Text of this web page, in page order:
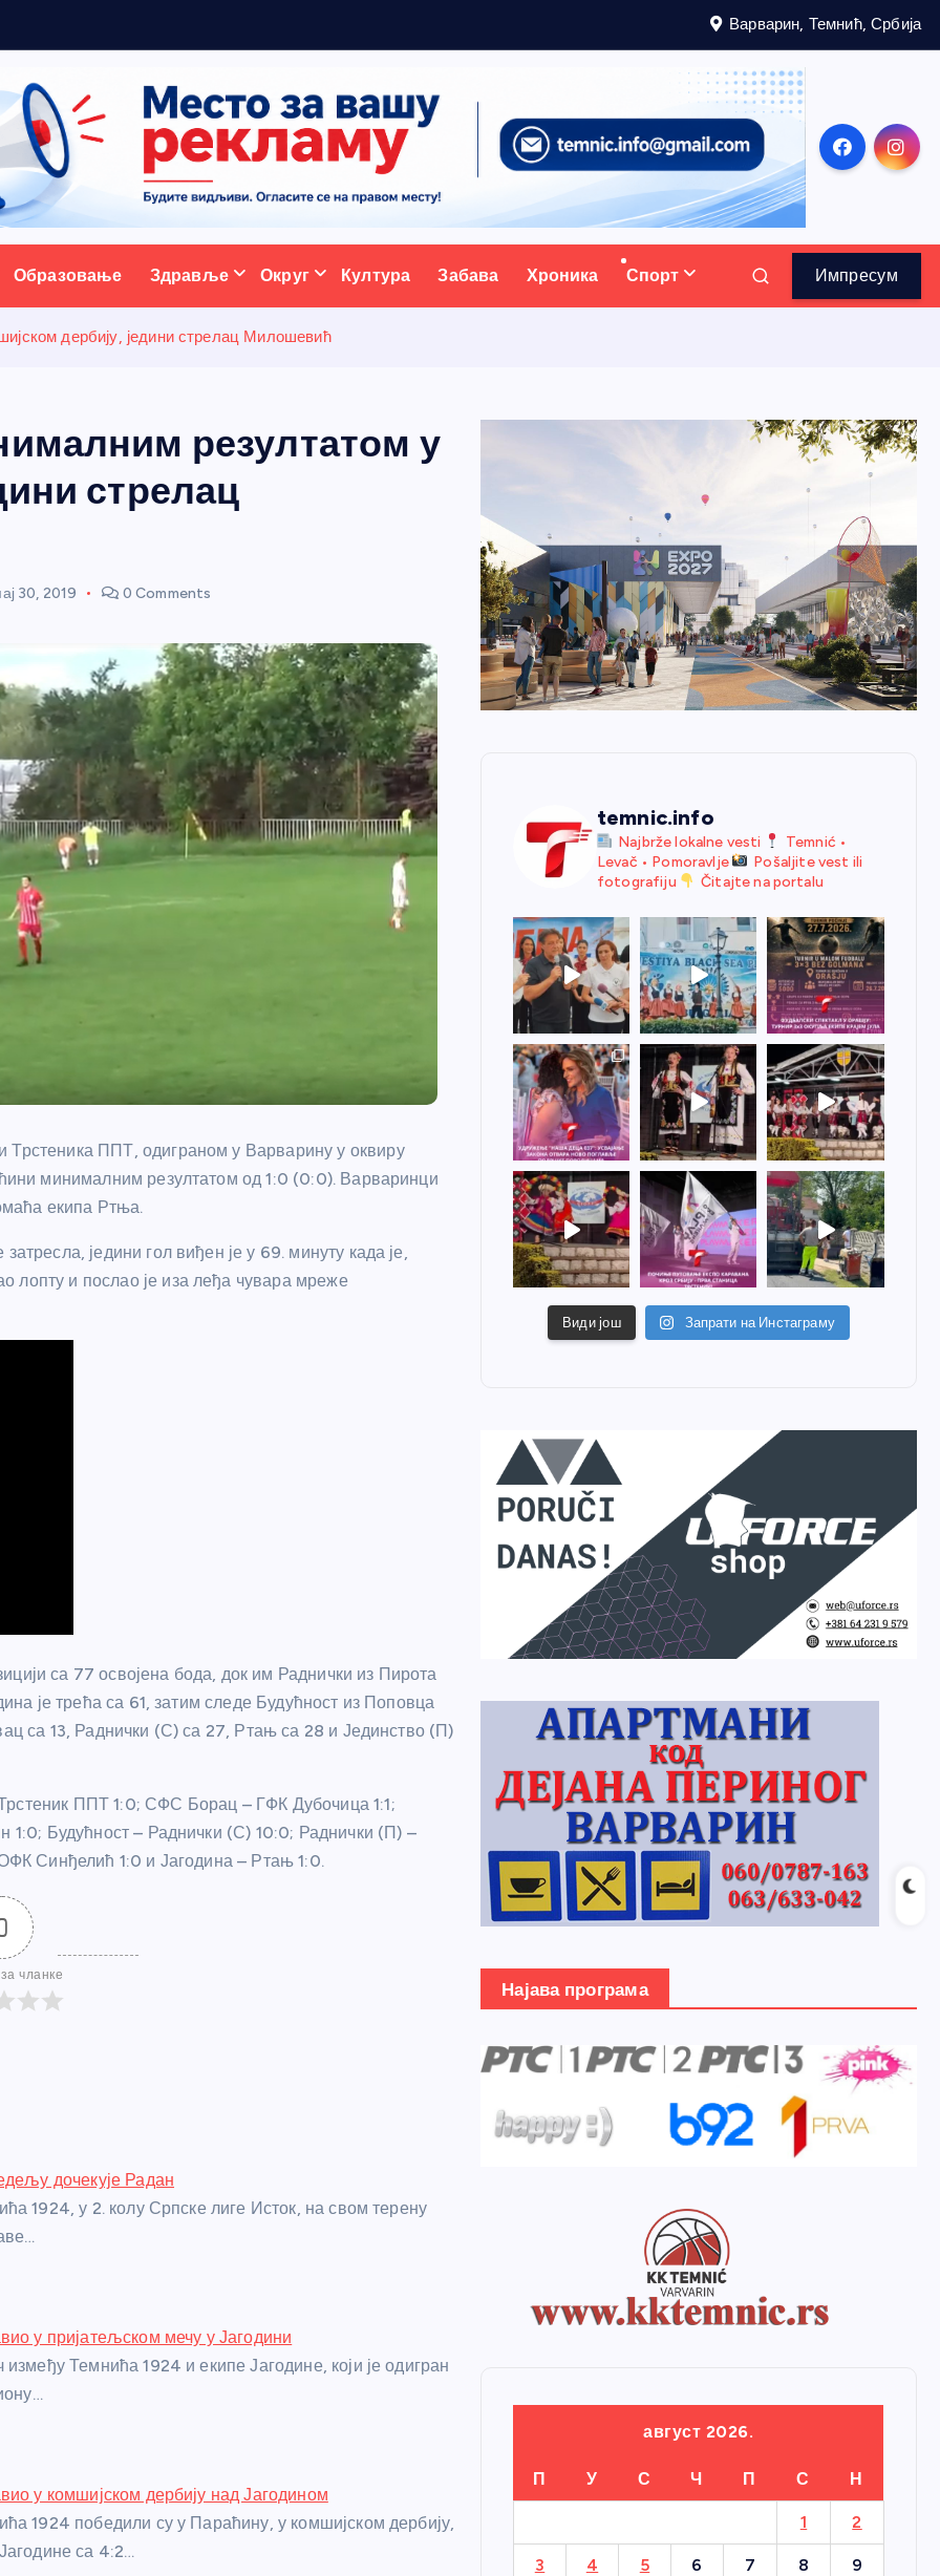
Варварин, Темнић, Србија
портал
Образовање Здравље Округ Култура Забава Хроника Спорт Импресум
дербију, једини стрелац Милошевић
резултатом у
стрелац
30, 2019 0 Comments
ППТ, одиграном у Варварину у оквиру
минималним резултатом од 1:0 (0:0). Варваринци
екипа Ртња.
једини гол виђен је у 69. минуту када је,
лопту и послао је иза леђа чувара мреже
са 77 освојена бода, док им Раднички из Пирота
је трећа са 61, затим следе Будућност из Поповца
са 13, Раднички (С) са 27, Ртањ са 28 и Јединство (П)
ППТ 1:0; СФС Борац – ГФК Дубочица 1:1;
1:0; Будућност – Раднички (С) 10:0; Раднички (П) –
Синђелић 1:0 и Јагодина – Ртањ 1:0.
чланке
дочекује Радан
1924, у 2. колу Српске лиге Исток, на свом терену
у пријатељском мечу у Јагодини
Темнића 1924 и екипе Јагодине, који је одигран
у комшијском дербију над Јагодином
1924 победили су у Параћину, у комшијском дербију,
са 4:2…
temnic.info
Najbrže lokalne vesti
Temnić •
Levač • Pomoravlje
Pošaljite vest ili
fotografiju
Čitajte na portalu
Види још Запрати на Инстаграму
Најава програма
август 2026.
П У С Ч П С Н
1 2
3 4 5 6 7 8 9